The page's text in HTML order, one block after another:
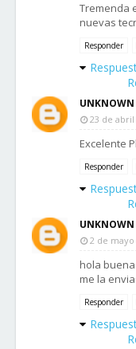
Tremenda
nuevas
Responder
UNKNOWN
23 de abril
Excelente
Responder
UNKNOWN
2 de mayo
hola
me la
Responder